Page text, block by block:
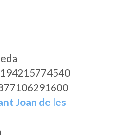
Joan de les